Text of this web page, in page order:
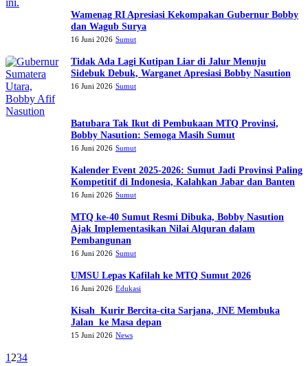
Wamenag RI Apresiasi Kekompakan Gubernur Bobby
dan Wagub Surya
16 Juni 2026 Sumut
Tidak Ada Lagi Kutipan Liar di Jalur Menuju
Sidebuk Debuk, Warganet Apresiasi Bobby Nasution
16 Juni 2026 Sumut
Batubara Tak Ikut di Pembukaan MTQ Provinsi,
Bobby Nasution: Semoga Masih Sumut
16 Juni 2026 Sumut
Kalender Event 2025-2026: Sumut Jadi Provinsi Paling
Kompetitif di Indonesia, Kalahkan Jabar dan Banten
16 Juni 2026 Sumut
MTQ ke-40 Sumut Resmi Dibuka, Bobby Nasution
Ajak Implementasikan Nilai Alquran dalam
Pembangunan
16 Juni 2026 Sumut
UMSU Lepas Kafilah ke MTQ Sumut 2026
16 Juni 2026 Edukasi
Kisah Kurir Bercita-cita Sarjana, JNE Membuka
Jalan ke Masa depan
15 Juni 2026 News
1 234